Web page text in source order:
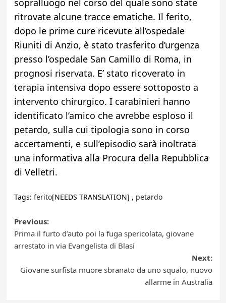
sopralluogo nel corso del quale sono state
ritrovate alcune tracce ematiche. Il ferito,
dopo le prime cure ricevute all’ospedale
Riuniti di Anzio, è stato trasferito d’urgenza
presso l’ospedale San Camillo di Roma, in
prognosi riservata. E’ stato ricoverato in
terapia intensiva dopo essere sottoposto a
intervento chirurgico. I carabinieri hanno
identificato l’amico che avrebbe esploso il
petardo, sulla cui tipologia sono in corso
accertamenti, e sull’episodio sarà inoltrata
una informativa alla Procura della Repubblica
di Velletri.
Tags: ferito[NEEDS TRANSLATION] , petardo
Post
navigation
Previous:
Prima il furto d’auto poi la fuga spericolata, giovane
arrestato in via Evangelista di Blasi
Next:
Giovane surfista muore sbranato da uno squalo, nuovo
allarme in Australia